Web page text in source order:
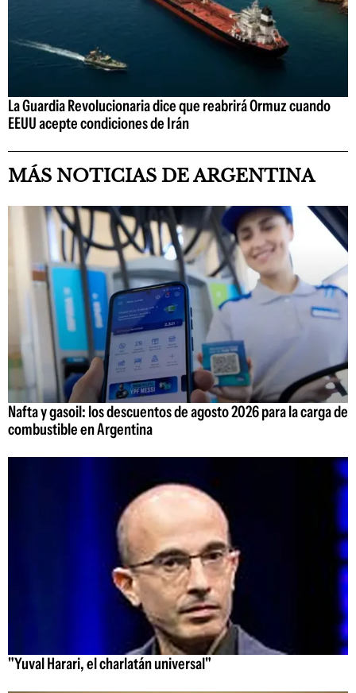
La Guardia Revolucionaria dice que reabrirá Ormuz cuando
EEUU acepte condiciones de Irán
MÁS NOTICIAS DE ARGENTINA
Nafta y gasoil: los descuentos de agosto 2026 para la carga de
combustible en Argentina
"Yuval Harari, el charlatán universal"